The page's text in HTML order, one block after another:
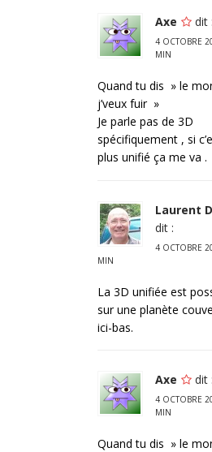
Axe dit :
4 OCTOBRE
MIN
Quand tu dis » le
j’veux fuir »
Je parle pas de 3D
spécifiquement , si
plus unifié ça me va .
Laurent
dit :
4 OCTOBRE
MIN
La 3D unifiée est
sur une planète
ici-bas.
Axe dit :
4 OCTOBRE
MIN
Quand tu dis » le